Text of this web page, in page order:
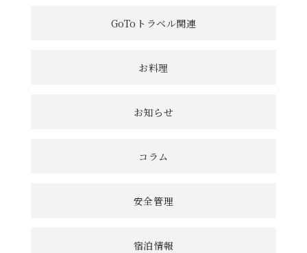
GoToトラベル関連
お料理
お知らせ
コラム
安全管理
宿泊情報